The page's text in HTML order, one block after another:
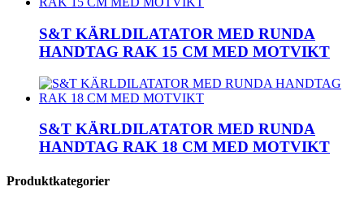
S&T KÄRLDILATATOR MED RUNDA
HANDTAG RAK 15 CM MED MOTVIKT
S&T KÄRLDILATATOR MED RUNDA
HANDTAG RAK 18 CM MED MOTVIKT
Produktkategorier